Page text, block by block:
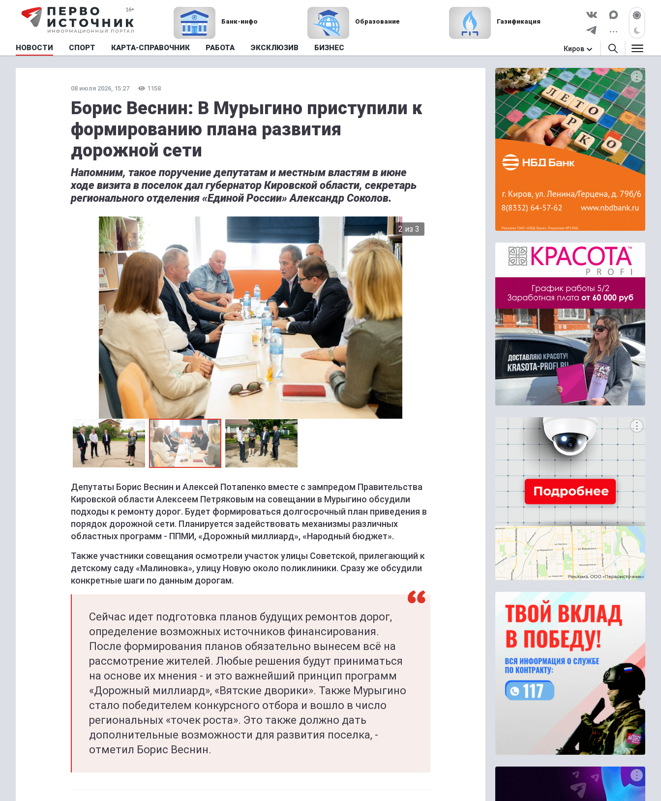
Банк-инфо Образование Газификация
НОВОСТИ СПОРТ КАРТА-СПРАВОЧНИК РАБОТА ЭКСКЛЮЗИВ БИЗНЕС Киров
08 июля 2026, 15:27 1158
Борис Веснин: В Мурыгино приступили к
формированию плана развития
дорожной сети
Напомним, такое поручение депутатам и местным властям в июне
ходе визита в поселок дал губернатор Кировской области, секретарь
регионального отделения «Единой России» Александр Соколов.
2 из 3
Депутаты Борис Веснин и Алексей Потапенко вместе с зампредом Правительства
Кировской области Алексеем Петряковым на совещании в Мурыгино обсудили
подходы к ремонту дорог. Будет формироваться долгосрочный план приведения в
порядок дорожной сети. Планируется задействовать механизмы различных
областных программ - ППМИ, «Дорожный миллиард», «Народный бюджет».
Также участники совещания осмотрели участок улицы Советской, прилегающий к
детскому саду «Малиновка», улицу Новую около поликлиники. Сразу же обсудили
конкретные шаги по данным дорогам.
Сейчас идет подготовка планов будущих ремонтов дорог,
определение возможных источников финансирования.
После формирования планов обязательно вынесем всё на
рассмотрение жителей. Любые решения будут приниматься
на основе их мнения - и это важнейший принцип программ
«Дорожный миллиард», «Вятские дворики». Также Мурыгино
стало победителем конкурсного отбора и вошло в число
региональных «точек роста». Это также должно дать
дополнительные возможности для развития поселка, -
отметил Борис Веснин.